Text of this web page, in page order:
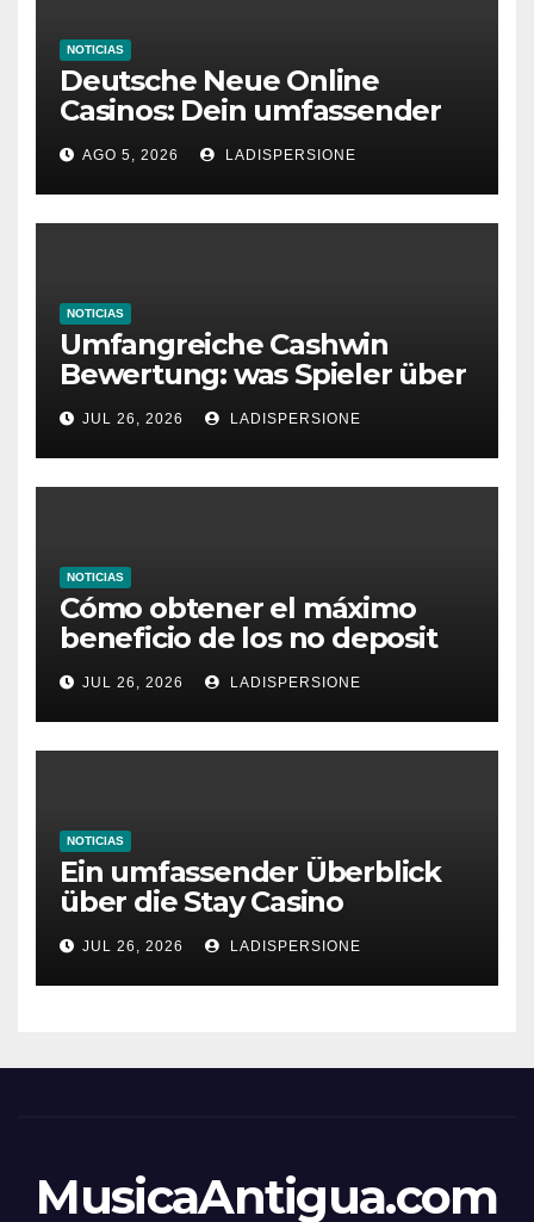
NOTICIAS
Deutsche Neue Online
Casinos: Dein umfassender
Ratgeber für moderne
Glücksspielplattformen
AGO 5, 2026 LADISPERSIONE
NOTICIAS
Umfangreiche Cashwin
Bewertung: was Spieler über
dieses Casino denken
JUL 26, 2026 LADISPERSIONE
NOTICIAS
Cómo obtener el máximo
beneficio de los no deposit
bonus codes de roby casino
JUL 26, 2026 LADISPERSIONE
NOTICIAS
Ein umfassender Überblick
über die Stay Casino
Bonusbedingungen
JUL 26, 2026 LADISPERSIONE
MusicaAntigua.com